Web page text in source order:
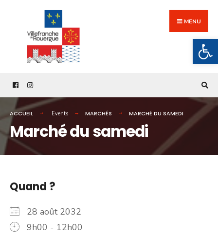
content
MENU
ACCUEIL Events MARCHÉS MARCHÉ DU SAMEDI
Marché du samedi
Quand ?
28 août 2032
9h00 - 12h00